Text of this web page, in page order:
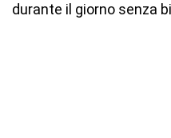
durante il giorno senza